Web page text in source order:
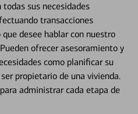
sus necesidades
transacciones
desee hablar con nuestro
ofrecer asesoramiento y
como planificar su
propietario de una vivienda.
administrar cada etapa de